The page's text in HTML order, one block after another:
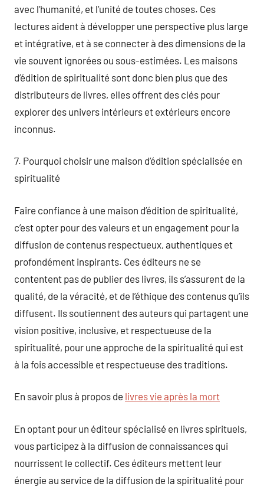
avec l’humanité, et l’unité de toutes choses. Ces
lectures aident à développer une perspective plus large
et intégrative, et à se connecter à des dimensions de la
vie souvent ignorées ou sous-estimées. Les maisons
d’édition de spiritualité sont donc bien plus que des
distributeurs de livres, elles offrent des clés pour
explorer des univers intérieurs et extérieurs encore
inconnus.
7. Pourquoi choisir une maison d’édition spécialisée en
spiritualité
Faire confiance à une maison d’édition de spiritualité,
c’est opter pour des valeurs et un engagement pour la
diffusion de contenus respectueux, authentiques et
profondément inspirants. Ces éditeurs ne se
contentent pas de publier des livres, ils s’assurent de la
qualité, de la véracité, et de l’éthique des contenus qu’ils
diffusent. Ils soutiennent des auteurs qui partagent une
vision positive, inclusive, et respectueuse de la
spiritualité, pour une approche de la spiritualité qui est
à la fois accessible et respectueuse des traditions.
En savoir plus à propos de livres vie après la mort
En optant pour un éditeur spécialisé en livres spirituels,
vous participez à la diffusion de connaissances qui
nourrissent le collectif. Ces éditeurs mettent leur
énergie au service de la diffusion de la spiritualité pour